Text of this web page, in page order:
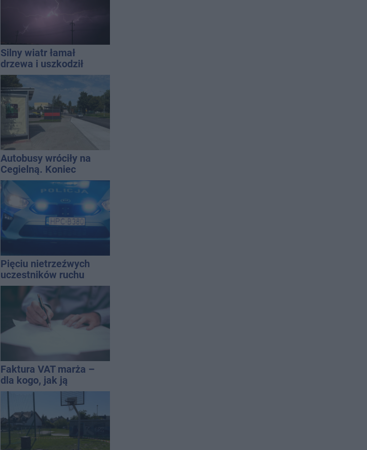
Silny wiatr łamał
drzewa i uszkodził
dach. To nie koniec
ostrzeżeń
Autobusy wróciły na
Cegielną. Koniec
remontu zatok
Pięciu nietrzeźwych
uczestników ruchu
wpadło w ręce policji.
Rekordzista miał 2,6
promila
Faktura VAT marża –
dla kogo, jak ją
wystawić i jak rozliczyć